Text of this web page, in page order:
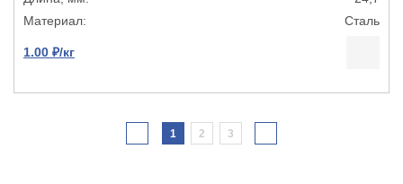
Сталь
1.00 ₽/кг
1 2 3